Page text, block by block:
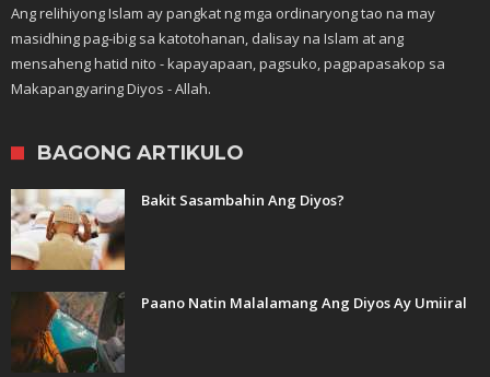
Ang relihiyong Islam ay pangkat ng mga ordinaryong tao na may
masidhing pag-ibig sa katotohanan, dalisay na Islam at ang
mensaheng hatid nito - kapayapaan, pagsuko, pagpapasakop sa
Makapangyaring Diyos - Allah.
BAGONG ARTIKULO
Bakit Sasambahin Ang Diyos?
Paano Natin Malalamang Ang Diyos Ay Umiiral